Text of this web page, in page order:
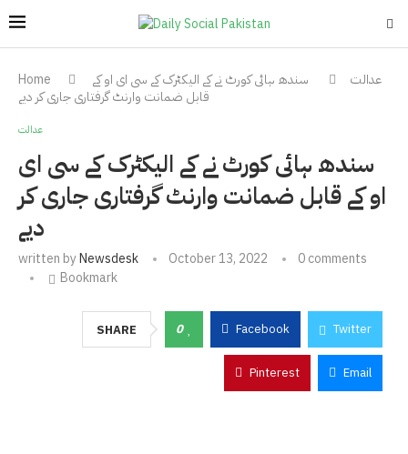
Home عدالت
سندھ ہائی کورٹ نے کے الیکٹرک کے سی ای او کے
قابل ضمانت وارنٹ گرفتاری جاری کر دیے
عدالت
سندھ ہائی کورٹ نے کے الیکٹرک کے سی ای
او کے قابل ضمانت وارنٹ گرفتاری جاری کر
دیے
written byNewsdesk October 13, 2022
0 comments
Bookmark
SHARE 0 Facebook Twitter
Pinterest Email